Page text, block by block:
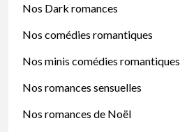
Nos Dark romances
Nos comédies romantiques
Nos minis comédies romantiques
Nos romances sensuelles
Nos romances de Noël